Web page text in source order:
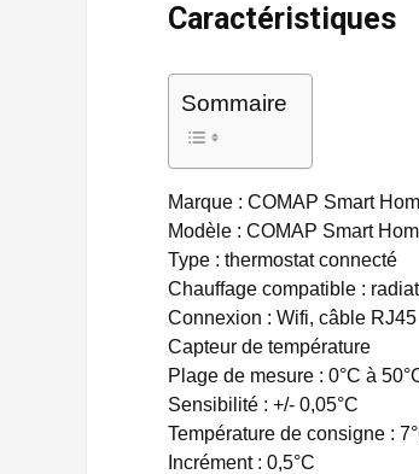
Caractéristiques
Sommaire
Marque : COMAP Smart
Modèle : COMAP Smart
Type : thermostat connecté
Chauffage compatible :
Connexion : Wifi, câble RJ45
Capteur de température
Plage de mesure : 0°C à
Sensibilité : +/- 0,05°C
Température de consigne :
Incrément : 0,5°C